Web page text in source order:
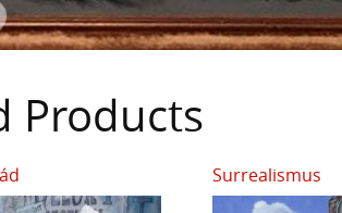
Products
Surrealismus